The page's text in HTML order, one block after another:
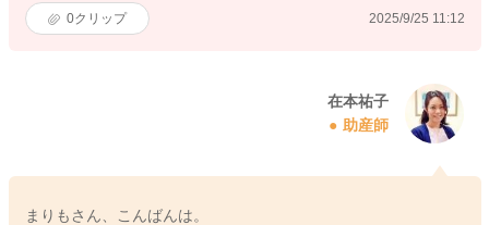
0クリップ 2025/9/25 11:12
在本祐子
助産師
まりもさん、こんばんは。